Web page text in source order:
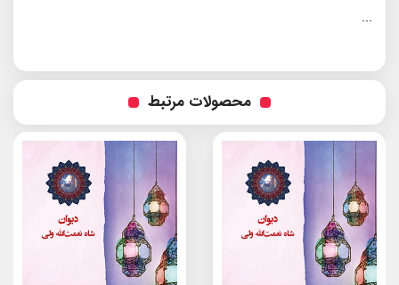
...
محصولات مرتبط